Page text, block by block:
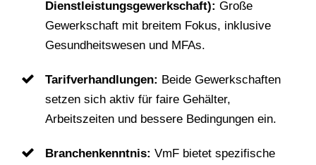
Dienstleistungsgewerkschaft): Große
Gewerkschaft mit breitem Fokus, inklusive
Gesundheitswesen und MFAs.
Tarifverhandlungen: Beide Gewerkschaften
setzen sich aktiv für faire Gehälter,
Arbeitszeiten und bessere Bedingungen ein.
Branchenkenntnis: VmF bietet spezifische